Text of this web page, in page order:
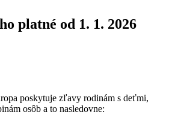
platné od 1. 1. 2026
poskytuje zľavy rodinám s deťmi,
osôb a to nasledovne: